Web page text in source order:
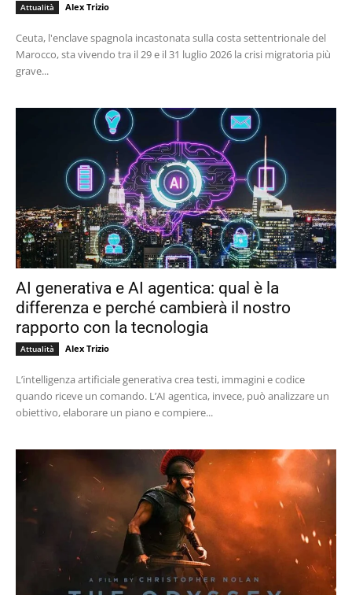
Attualità Alex Trizio
Ceuta, l'enclave spagnola incastonata sulla costa settentrionale del
Marocco, sta vivendo tra il 29 e il 31 luglio 2026 la crisi migratoria più
grave...
AI generativa e AI agentica: qual è la
differenza e perché cambierà il nostro
rapporto con la tecnologia
Attualità Alex Trizio
L’intelligenza artificiale generativa crea testi, immagini e codice
quando riceve un comando. L’AI agentica, invece, può analizzare un
obiettivo, elaborare un piano e compiere...